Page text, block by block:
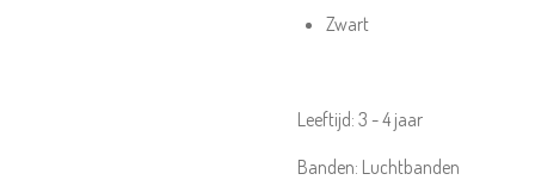
Zwart
Leeftijd: 3 - 4 jaar
Banden: Luchtbanden